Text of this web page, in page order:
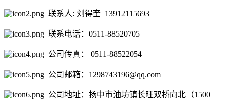
联系人: 刘得奎 13912115693
联系电话：0511-88520705
公司传真： 0511-88522054
公司邮箱：1298743196@qq.com
公司地址：扬中市油坊镇长旺双桥向北（1500